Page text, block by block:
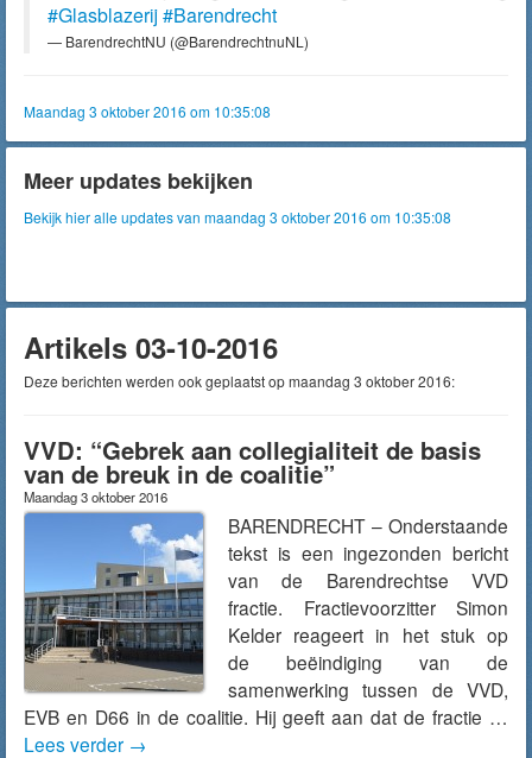
#Glasblazerij#Barendrecht
— BarendrechtNU (@BarendrechtnuNL)
Maandag 3 oktober 2016 om 10:35:08
Meer updates bekijken
Bekijk hier alle updates van maandag 3 oktober 2016 om 10:35:08
Artikels 03-10-2016
Deze berichten werden ook geplaatst op maandag 3 oktober 2016:
VVD: “Gebrek aan collegialiteit de basis
van de breuk in de coalitie”
Maandag 3 oktober 2016
BARENDRECHT – Onderstaande
tekst is een ingezonden bericht
van de Barendrechtse VVD
fractie. Fractievoorzitter Simon
Kelder reageert in het stuk op
de beëindiging van de
samenwerking tussen de VVD,
EVB en D66 in de coalitie. Hij geeft aan dat de fractie …
Lees verder →